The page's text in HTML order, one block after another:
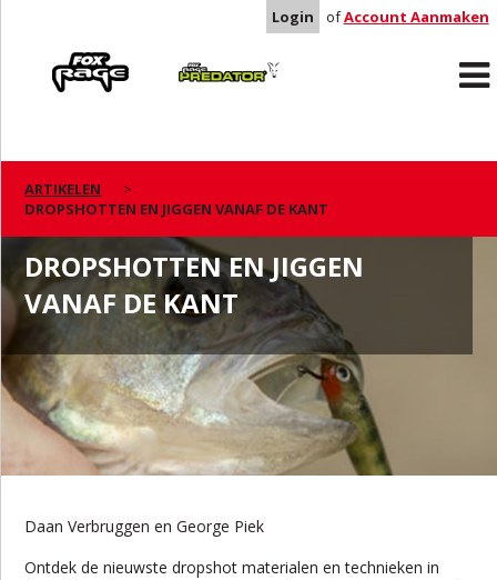
Login ofAccount Aanmaken
Predator
ARTIKELEN
DROPSHOTTEN EN JIGGEN VANAF DE KANT
DROPSHOTTEN EN JIGGEN
VANAF DE KANT
Daan Verbruggen en George Piek
Ontdek de nieuwste dropshot materialen en technieken in